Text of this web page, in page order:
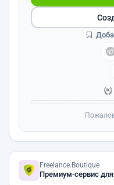
Freelance.Boutique
Премиум-сервис